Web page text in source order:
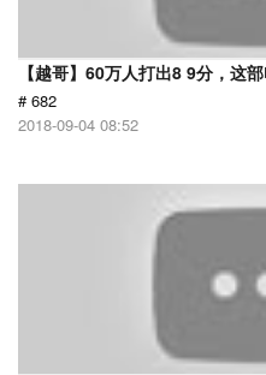
【越哥】60万人打出8 9分，这
# 682
2018-09-04 08:52